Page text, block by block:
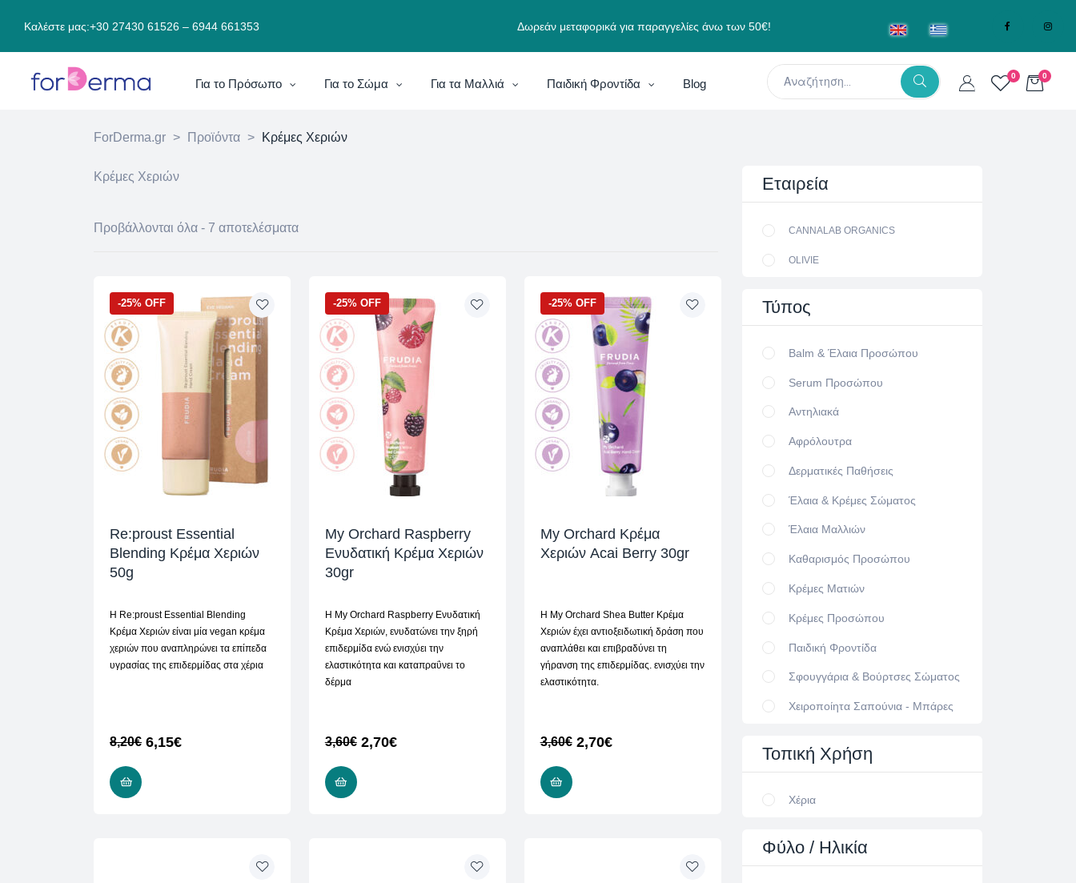
Καλέστε μας:+30 27430 61526 – 6944 661353 Δωρεάν μεταφορικά για παραγγελίες άνω των 50€!
Για το Πρόσωπο Για το Σώμα Για τα Μαλλιά Παιδική Φροντίδα Blog
0 0
ForDerma.gr > Προϊόντα > Κρέμες Χεριών
Κρέμες Χεριών
Προβάλλονται όλα - 7 αποτελέσματα
-25% OFF
Re:proust Essential
Blending Κρέμα Χεριών
50g
Η Re:proust Essential Blending
Κρέμα Χεριών είναι μία vegan κρέμα
χεριών που αναπληρώνει τα επίπεδα
υγρασίας της επιδερμίδας στα χέρια
8,20€ 6,15€
-25% OFF
My Orchard Raspberry
Ενυδατική Κρέμα Χεριών
30gr
Η My Orchard Raspberry Ενυδατική
Κρέμα Χεριών, ενυδατώνει την ξηρή
επιδερμίδα ενώ ενισχύει την
ελαστικότητα και καταπραΰνει το
δέρμα
3,60€ 2,70€
-25% OFF
My Orchard Κρέμα
Χεριών Acai Berry 30gr
Η My Orchard Shea Butter Κρέμα
Χεριών έχει αντιοξειδωτική δράση που
αναπλάθει και επιβραδύνει τη
γήρανση της επιδερμίδας. ενισχύει την
ελαστικότητα.
3,60€ 2,70€
Εταιρεία
CANNALAB ORGANICS
OLIVIE
Τύπος
Balm & Έλαια Προσώπου
Serum Προσώπου
Αντηλιακά
Αφρόλουτρα
Δερματικές Παθήσεις
Έλαια & Κρέμες Σώματος
Έλαια Μαλλιών
Καθαρισμός Προσώπου
Κρέμες Ματιών
Κρέμες Προσώπου
Παιδική Φροντίδα
Σφουγγάρια & Βούρτσες Σώματος
Χειροποίητα Σαπούνια - Μπάρες
Τοπική Χρήση
Χέρια
Φύλο / Ηλικία